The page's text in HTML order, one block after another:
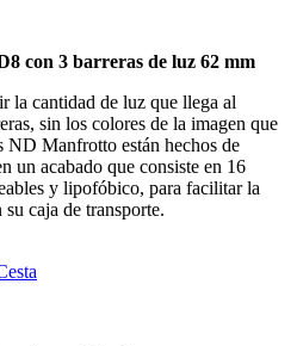
con 3 barreras de luz 62 mm
cantidad de luz que llega al
sin los colores de la imagen que
ND Manfrotto están hechos de
un acabado que consiste en 16
y lipofóbico, para facilitar la
caja de transporte.